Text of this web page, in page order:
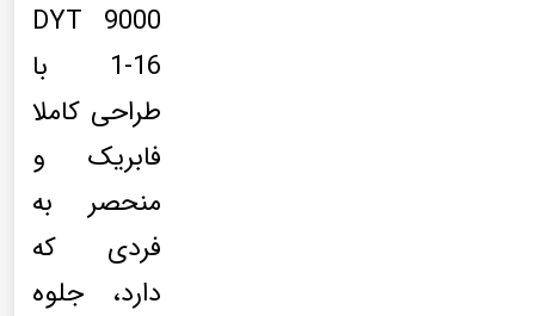
DYT 9000
1-16 با
طراحی کاملا
فابریک و
منحصر به
فردی که
دارد، جلوه